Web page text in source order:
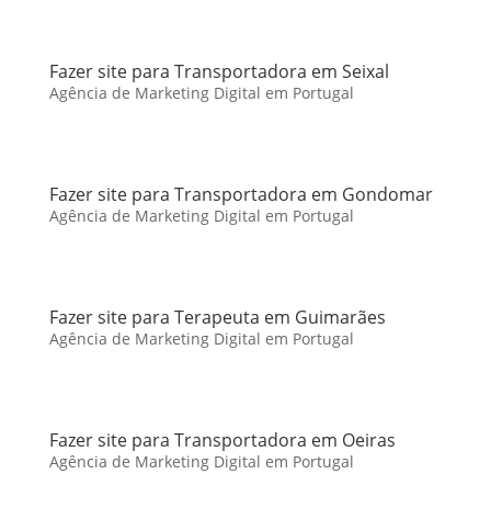
Fazer site para Transportadora em Seixal
Agência de Marketing Digital em Portugal
Fazer site para Transportadora em Gondomar
Agência de Marketing Digital em Portugal
Fazer site para Terapeuta em Guimarães
Agência de Marketing Digital em Portugal
Fazer site para Transportadora em Oeiras
Agência de Marketing Digital em Portugal